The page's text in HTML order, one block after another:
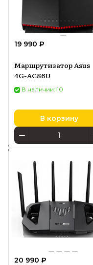
19 990 ₽
Маршрутизатор Asus
4G-AC86U
В наличии: 10
В корзину
20 990 ₽